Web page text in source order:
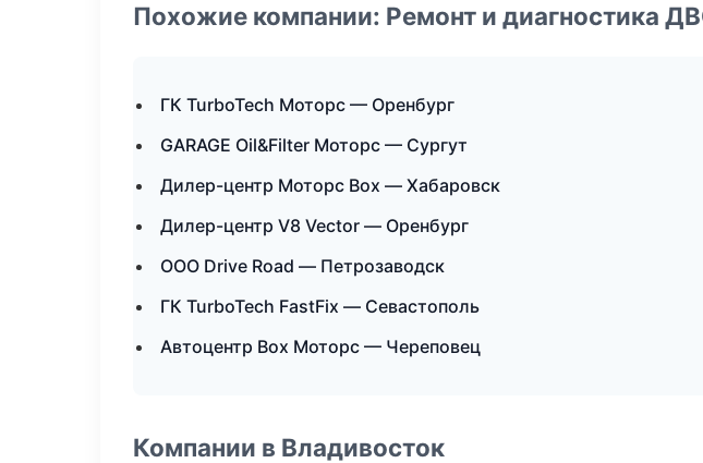
Похожие компании: Ремонт и диагностика
ГК TurboTech Моторс — Оренбург
GARAGE Oil&Filter Моторс — Сургут
Дилер-центр Моторс Box — Хабаровск
Дилер-центр V8 Vector — Оренбург
ООО Drive Road — Петрозаводск
ГК TurboTech FastFix — Севастополь
Автоцентр Box Моторс — Череповец
Компании в Владивосток